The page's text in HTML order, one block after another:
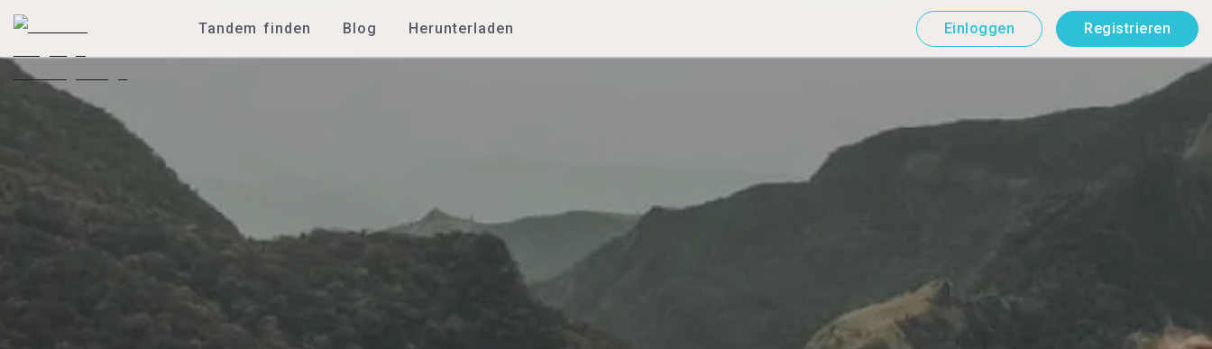
Tandem finden Blog Herunterladen Einloggen Registrieren